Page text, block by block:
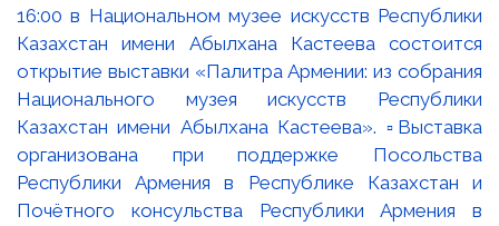
16:00 в Национальном музее искусств Республики
Казахстан имени Абылхана Кастеева состоится
открытие выставки «Палитра Армении: из собрания
Национального музея искусств Республики
Казахстан имени Абылхана Кастеева». ▫️Выставка
организована при поддержке Посольства
Республики Армения в Республике Казахстан и
Почётного консульства Республики Армения в